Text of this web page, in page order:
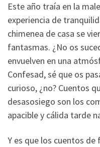
Este año traía en la
experiencia de
chimenea de casa se
fantasmas. ¿No os
envuelven en una
Confesad, sé que os
curioso, ¿no? Cuentos
desasosiego son los
apacible y cálida tarde
Y es que los cuentos